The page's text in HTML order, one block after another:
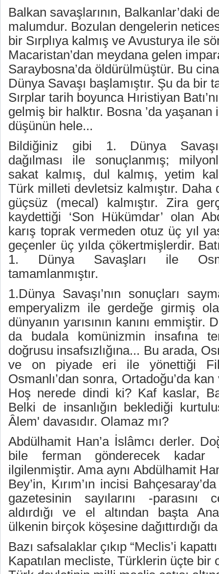
Balkan savaşlarının, Balkanlar’daki
malumdur. Bozulan dengelerin
bir Sırplıya kalmış ve Avusturya ile
Macaristan’dan meydana gelen
Saraybosna’da öldürülmüştür. Bu
Dünya Savaşı başlamıştır. Şu da bir
Sırplar tarih boyunca Hıristiyan
gelmiş bir halktır. Bosna ’da yaşanan
düşünün hele...
Bildiğiniz gibi 1. Dünya Savaşı,
dağılması ile sonuçlanmış;
sakat kalmış, dul kalmış, yetim
Türk milleti devletsiz kalmıştır.
güçsüz (mecal) kalmıştır. Zira
kaydettiği ‘Son Hükümdar’ olan
karış toprak vermeden otuz üç yıl
geçenler üç yılda çökertmişlerdir.
1. Dünya Savaşları ile
tamamlanmıştır.
1.Dünya Savaşı’nın sonuçları
emperyalizm ile gerdeğe girmiş
dünyanın yarısının kanını emmiştir.
da budala komünizmin insafına
doğrusu insafsızlığına... Bu arada,
ve on piyade eri ile yönettiği
Osmanlı’dan sonra, Ortadoğu’da
Hoş nerede dindi ki? Kaf kaslar,
Belki de insanlığın beklediği
Âlem' davasıdır. Olamaz mı?
Abdülhamit Han’a İslâmcı derler.
bile ferman gönderecek
ilgilenmiştir. Ama aynı Abdülhamit
Bey’in, Kırım’ın incisi
gazetesinin sayılarını -parasını
aldırdığı ve el altından başta
ülkenin birçok köşesine dağıttırdığı
Bazı safsalaklar çıkıp “Meclis’i
Kapatılan mecliste, Türklerin üçte bir